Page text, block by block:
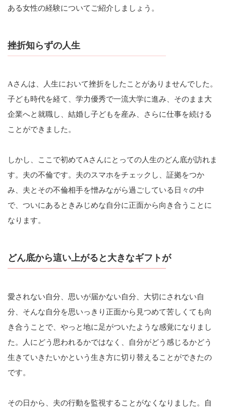
ある女性の経験についてご紹介しましょう。
挫折知らずの人生
Aさんは、人生において挫折をしたことがありませんでした。
子ども時代を経て、学力優秀で一流大学に進み、そのまま大
企業へと就職し、結婚し子どもを産み、さらに仕事を続ける
ことができました。
しかし、ここで初めてAさんにとっての人生のどん底が訪れま
す。夫の不倫です。夫のスマホをチェックし、証拠をつか
み、夫とその不倫相手を憎みながら過ごしている日々の中
で、ついにあるときみじめな自分に正面から向き合うことに
なります。
どん底から這い上がると大きなギフトが
愛されない自分、思いが届かない自分、大切にされない自
分、そんな自分を思いっきり正面から見つめて苦しくても向
き合うことで、やっと地に足がついたような感覚になりまし
た。人にどう思われるかではなく、自分がどう感じるかどう
生きていきたいかという生き方に切り替えることができたの
です。
その日から、夫の行動を監視することがなくなりました。自